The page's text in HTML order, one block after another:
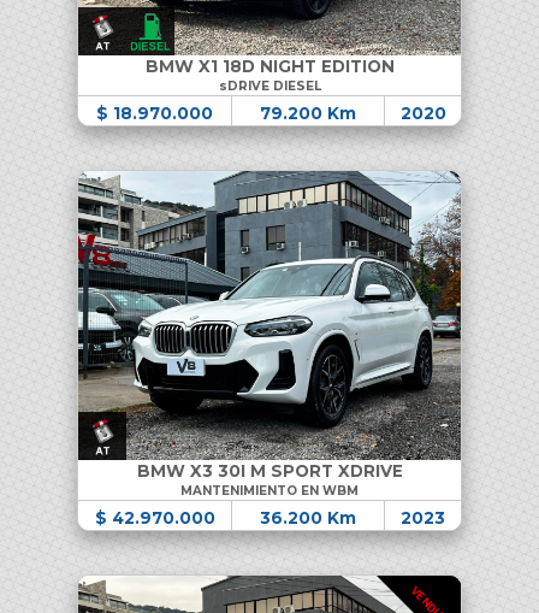
BMW X1 18D NIGHT EDITION
sDRIVE DIESEL
$ 18.970.000 79.200 Km 2020
BMW X3 30I M SPORT XDRIVE
MANTENIMIENTO EN WBM
$ 42.970.000 36.200 Km 2023